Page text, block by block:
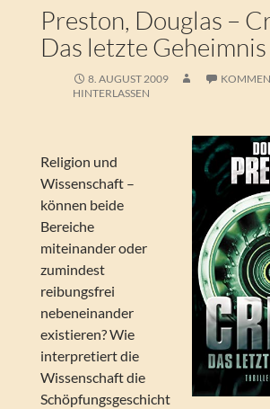
Preston, Douglas –
Das letzte Geheimnis
8. AUGUST 2009
HINTERLASSEN
Religion und
Wissenschaft –
können beide
Bereiche
miteinander oder
zumindest
reibungsfrei
nebeneinander
existieren? Wie
interpretiert die
Wissenschaft die
Schöpfungsgeschicht